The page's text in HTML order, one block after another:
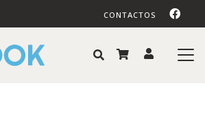
CONTACTOS